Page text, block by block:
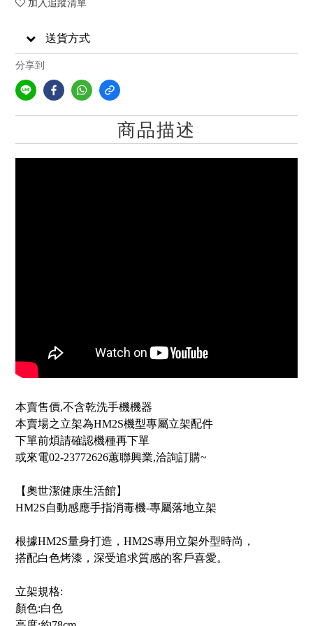
加入追蹤清單
送貨方式
分享到
商品描述
本賣售價,不含乾洗手機機器
本賣場之立架為HM2S機型專屬立架配件
下單前煩請確認機種再下單
或來電02-23772626蕙聯興業,洽詢訂購~
【奧世潔健康生活館】
HM2S自動感應手指消毒機-專屬落地立架
根據HM2S量身打造，HM2S專用立架外型時尚，
搭配白色烤漆，深受追求質感的客戶喜愛。
立架規格:
顏色:白色